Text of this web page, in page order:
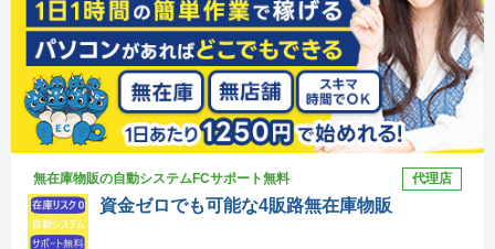
無在庫物販の自動システムFCサポート無料 代理店
資金ゼロでも可能な4販路無在庫物販